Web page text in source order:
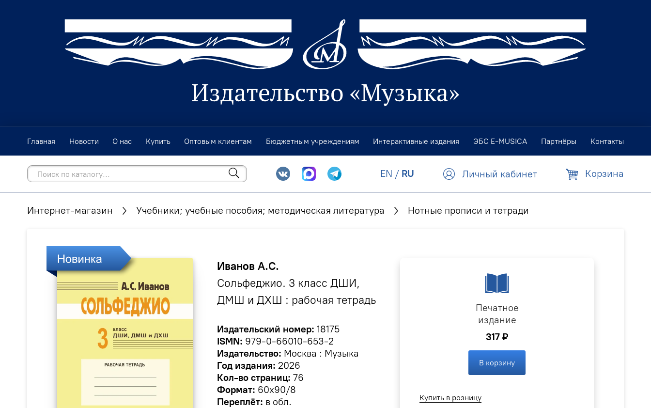
Главная Новости О нас Купить Оптовым клиентам Бюджетным учреждениям Интерактивные издания ЭБС E-MUSICA Партнёры Контакты
EN / RU Личный кабинет Корзина
Интернет-магазин Учебники; учебные пособия; методическая литература Нотные прописи и тетради
Иванов А.С.
Сольфеджио. 3 класс ДШИ,
ДМШ и ДХШ : рабочая тетрадь
Издательский номер: 18175
ISMN: 979-0-66010-653-2
Издательство: Москва : Музыка
Год издания: 2026
Кол-во страниц: 76
Формат: 60х90/8
Переплёт: в обл.
Печатное
издание
317 ₽
В корзину
Купить в розницу